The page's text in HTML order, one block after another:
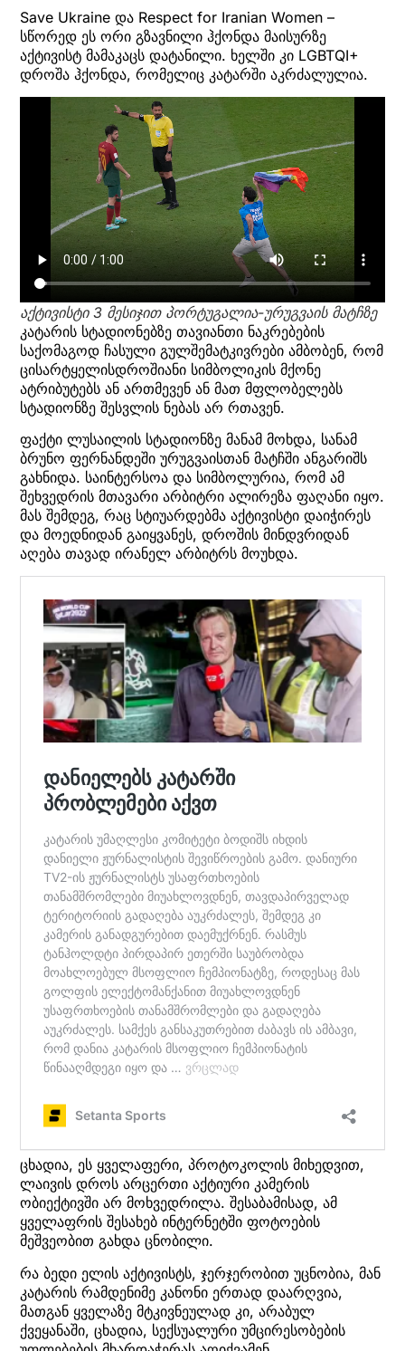
Save Ukraine და Respect for Iranian Women –
სწორედ ეს ორი გზავნილი ჰქონდა მაისურზე
აქტივისტ მამაკაცს დატანილი. ხელში კი LGBTQI+
დროშა ჰქონდა, რომელიც კატარში აკრძალულია.
აქტივისტი 3 მესიჯით პორტუგალია-ურუგვაის მატჩზე
კატარის სტადიონებზე თავიანთი ნაკრებების
საქომაგოდ ჩასული გულშემატკივრები ამბობენ, რომ
ცისარტყელისდროშიანი სიმბოლიკის მქონე
ატრიბუტებს ან ართმევენ ან მათ მფლობელებს
სტადიონზე შესვლის ნებას არ რთავენ.
ფაქტი ლუსაილის სტადიონზე მანამ მოხდა, სანამ
ბრუნო ფერნანდეში ურუგვაისთან მატჩში ანგარიშს
გახნიდა. საინტერსოა და სიმბოლურია, რომ ამ
შეხვედრის მთავარი არბიტრი ალირეზა ფაღანი იყო.
მას შემდეგ, რაც სტიუარდებმა აქტივისტი დაიჭირეს
და მოედნიდან გაიყვანეს, დროშის მინდვრიდან
აღება თავად ირანელ არბიტრს მოუხდა.
ცხადია, ეს ყველაფერი, პროტოკოლის მიხედვით,
ლაივის დროს არცერთი აქტიური კამერის
ობიექტივში არ მოხვედრილა. შესაბამისად, ამ
ყველაფრის შესახებ ინტერნეტში ფოტოების
მეშვეობით გახდა ცნობილი.
რა ბედი ელის აქტივისტს, ჯერჯერობით უცნობია, მან
კატარის რამდენიმე კანონი ერთად დაარღვია,
მათგან ყველაზე მტკივნეულად კი, არაბულ
ქვეყანაში, ცხადია, სექსუალური უმცირესობების